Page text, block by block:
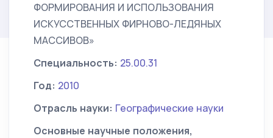
ФОРМИРОВАНИЯ И ИСПОЛЬЗОВАНИЯ
ИСКУССТВЕННЫХ ФИРНОВО-ЛЕДЯНЫХ
МАССИВОВ»
Специальность: 25.00.31
Год: 2010
Отрасль науки: Географические науки
Основные научные положения,